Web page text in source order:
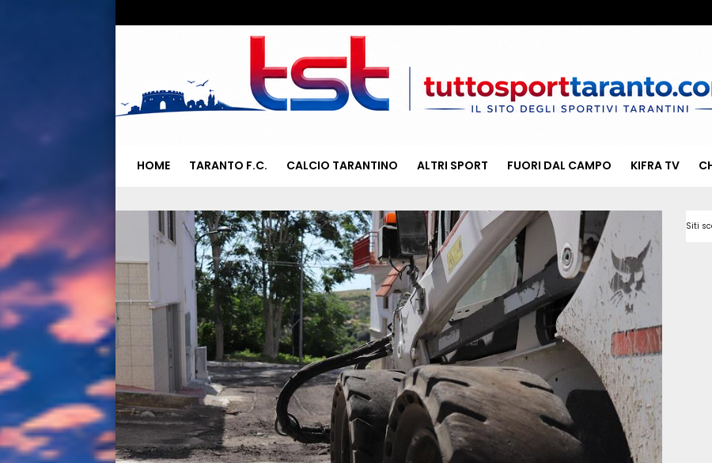
HOME TARANTO F.C. CALCIO TARANTINO ALTRI SPORT FUORI DAL CAMPO KIFRA TV
Siti